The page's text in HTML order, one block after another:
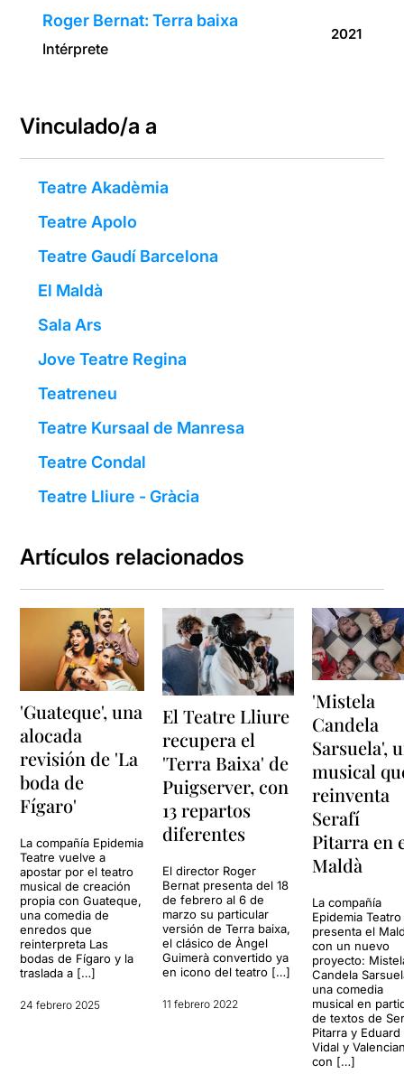
Roger Bernat: Terra baixa
Intérprete
2021
Vinculado/a a
Teatre Akadèmia
Teatre Apolo
Teatre Gaudí Barcelona
El Maldà
Sala Ars
Jove Teatre Regina
Teatreneu
Teatre Kursaal de Manresa
Teatre Condal
Teatre Lliure - Gràcia
Artículos relacionados
'Guateque', una
alocada
revisión de 'La
boda de
Fígaro'
La compañía Epidemia
Teatre vuelve a
apostar por el teatro
musical de creación
propia con Guateque,
una comedia de
enredos que
reinterpreta Las
bodas de Fígaro y la
traslada a […]
24 febrero 2025
El Teatre Lliure
recupera el
'Terra Baixa' de
Puigserver, con
13 repartos
diferentes
El director Roger
Bernat presenta del 18
de febrero al 6 de
marzo su particular
versión de Terra baixa,
el clásico de Àngel
Guimerà convertido ya
en icono del teatro […]
11 febrero 2022
'Mistela
Candela
Sarsuela',
musical
reinventa
Serafí
Pitarra en
Maldà
La compañía
Epidemia Teatro
presenta el
con un nuevo
proyecto:
Candela
una comedia
musical en
de textos de
Pitarra y Eduard
Vidal y
con […]